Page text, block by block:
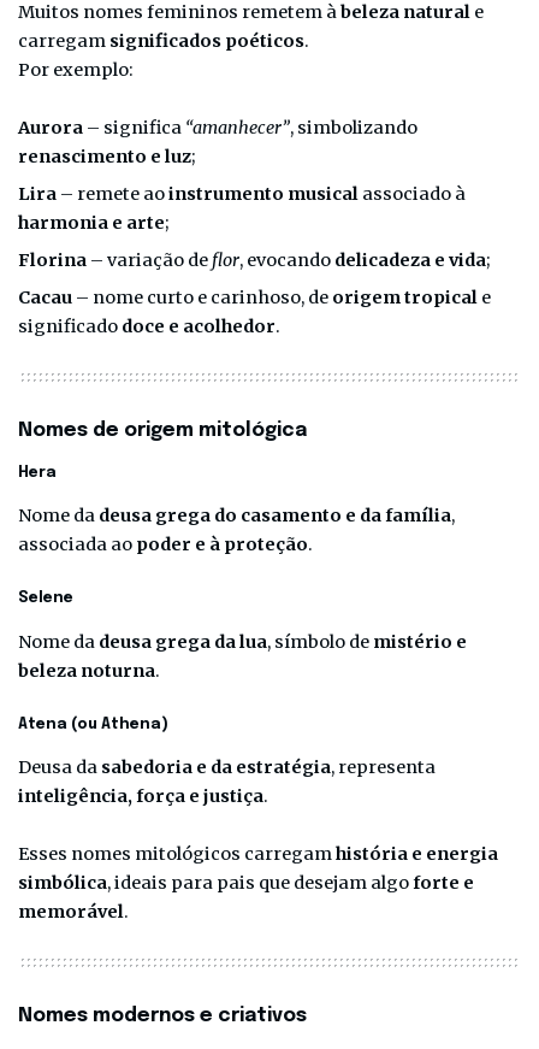
Muitos nomes femininos remetem àbeleza natural e
carregam significados poéticos.
Por exemplo:
Aurora – significa “amanhecer”, simbolizando
renascimento e luz;
Lira – remete aoinstrumento musical associado à
harmonia e arte;
Florina – variação de flor, evocando delicadeza e vida;
Cacau – nome curto e carinhoso, de origem tropical e
significado doce e acolhedor.
Nomes de origem mitológica
Hera
Nome da deusa grega do casamento e da família,
associada ao poder e à proteção.
Selene
Nome da deusa grega da lua, símbolo de mistério e
beleza noturna.
Atena (ou Athena)
Deusa da sabedoria e da estratégia, representa
inteligência, força e justiça.
Esses nomes mitológicos carregamhistória e energia
simbólica, ideais para pais que desejam algoforte e
memorável.
Nomes modernos e criativos